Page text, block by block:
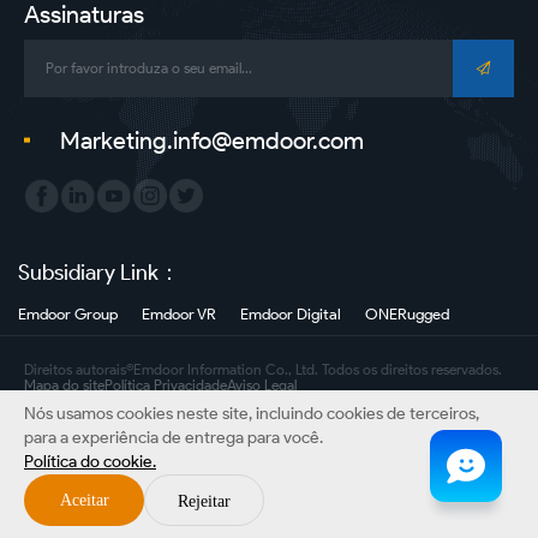
Fabricante-
Embdoor-
Tablet
Robusto
PCs
Painel
Laptop
Robusto
Fabricante
Assinaturas
Marketing.info@emdoor.com
Subsidiary Link：
Emdoor Group Emdoor VR Emdoor Digital ONERugged
Direitos autorais©Emdoor Information Co., Ltd. Todos os direitos reservados.
Mapa do sitePolítica PrivacidadeAviso Legal
Nós usamos cookies neste site, incluindo cookies de terceiros,
para a experiência de entrega para você.
Política do cookie.
Aceitar Rejeitar